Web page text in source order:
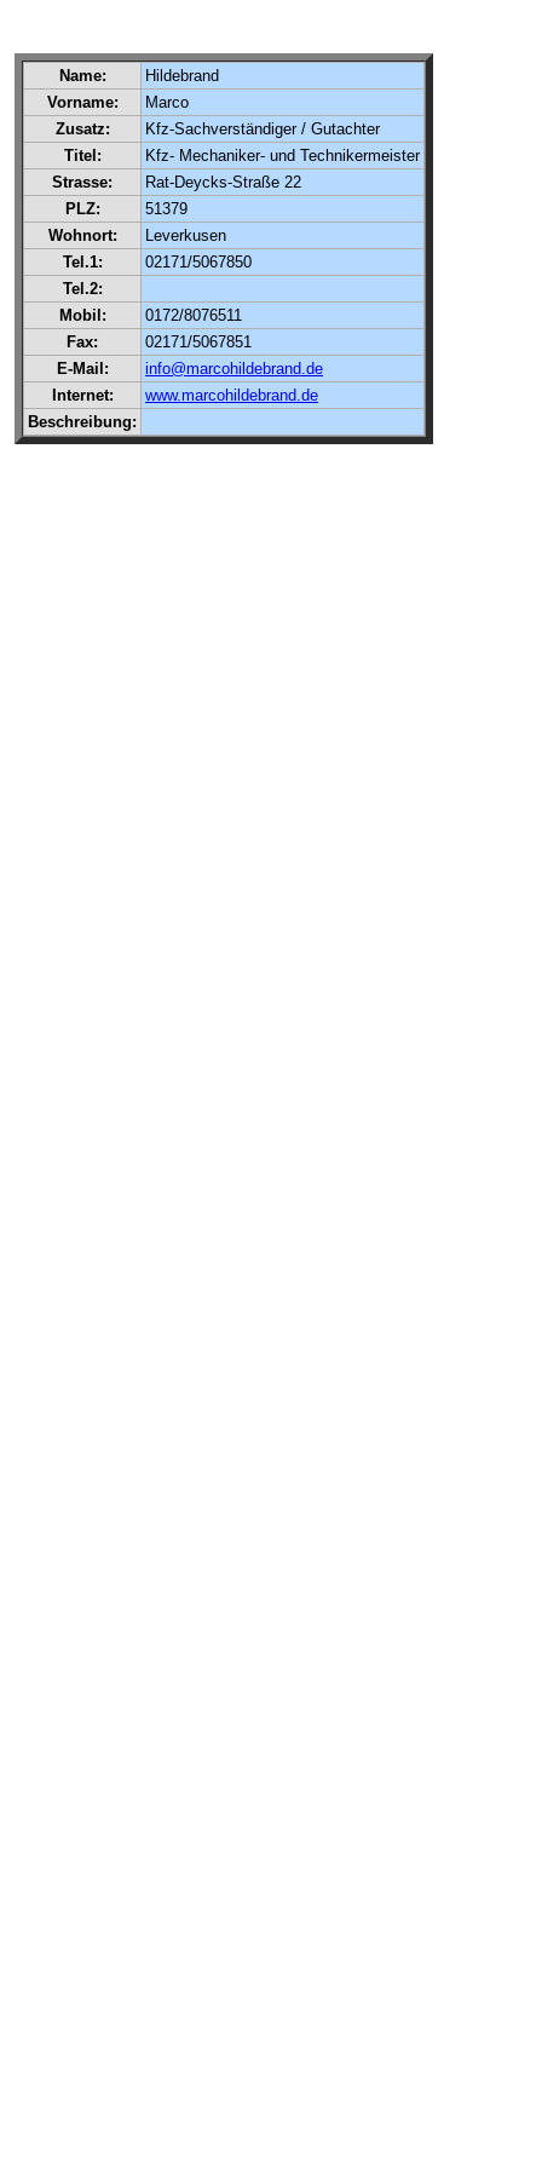
Name:
Hildebrand
Vorname:
Marco
Zusatz:
Kfz-Sachverständiger / Gutachter
Titel:
Kfz- Mechaniker- und Technikermeister
Strasse:
Rat-Deycks-Straße 22
PLZ:
51379
Wohnort:
Leverkusen
Tel.1:
02171/5067850
Tel.2:
Mobil:
0172/8076511
Fax:
02171/5067851
E-Mail:
info@marcohildebrand.de
Internet:
www.marcohildebrand.de
Beschreibung: